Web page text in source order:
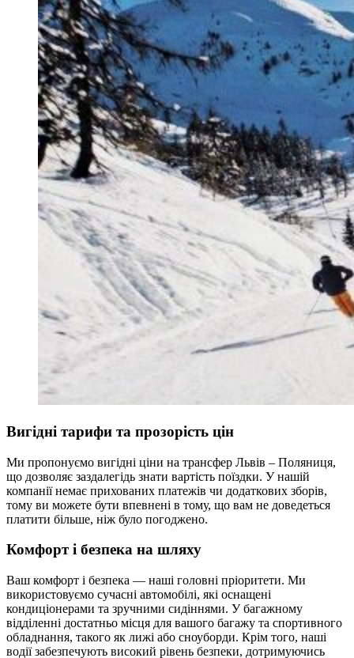
Вигідні тарифи та прозорість цін
Ми пропонуємо вигідні ціни на трансфер Львів – Поляниця,
що дозволяє заздалегідь знати вартість поїздки. У нашій
компанії немає прихованих платежів чи додаткових зборів,
тому ви можете бути впевнені в тому, що вам не доведеться
платити більше, ніж було погоджено.
Комфорт і безпека на шляху
Ваш комфорт і безпека — наші головні пріоритети. Ми
використовуємо сучасні автомобілі, які оснащені
кондиціонерами та зручними сидіннями. У багажному
відділенні достатньо місця для вашого багажу та спортивного
обладнання, такого як лижі або сноуборди. Крім того, наші
водії забезпечують високий рівень безпеки, дотримуючись